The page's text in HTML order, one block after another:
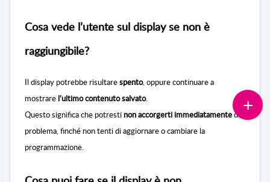
Cosa vede l’utente sul display se non è
raggiungibile?
Il display potrebbe risultarespento, oppure continuare a
mostrare l’ultimo contenuto salvato.
Questo significa che potresti non accorgerti immediatamentedel
problema, finché non tenti di aggiornare o cambiare la
programmazione.